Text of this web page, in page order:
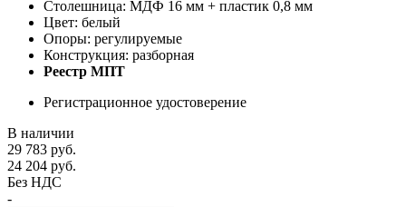
Столешница: МДФ 16 мм + пластик 0,8 мм
Цвет: белый
Опоры: регулируемые
Конструкция: разборная
Реестр МПТ
Регистрационное удостоверение
В наличии
29 783 руб.
24 204 руб.
Без НДС
-